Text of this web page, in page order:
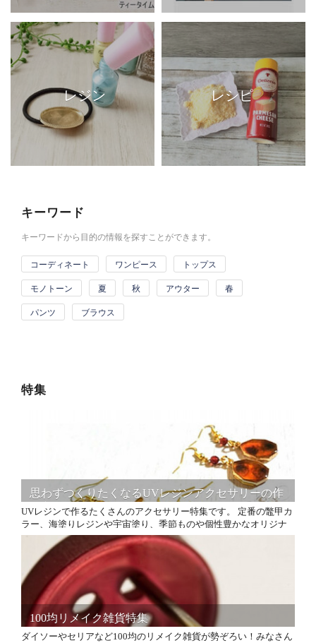
レジン レシピ
キーワード
キーワードから目的の情報を探すことができます。
コーディネート ワンピース トップス
モノトーン 夏 秋 アウター 春
パンツ ブラウス
特集
思わずつくりたくなるUVレジンアクセサリーの作
り方特集
UVレジンで作るたくさんのアクセサリー特集です。 定番の鼈甲カ
ラー、海塗りレジンや宇宙塗り、季節ものや個性豊かなオリジナ
ルアクセサリーの作り方まで沢山の素敵な作り方が見つかります
100均リメイク雑貨特集
ダイソーやセリアなど100均のリメイク雑貨が勢ぞろい！みなさん